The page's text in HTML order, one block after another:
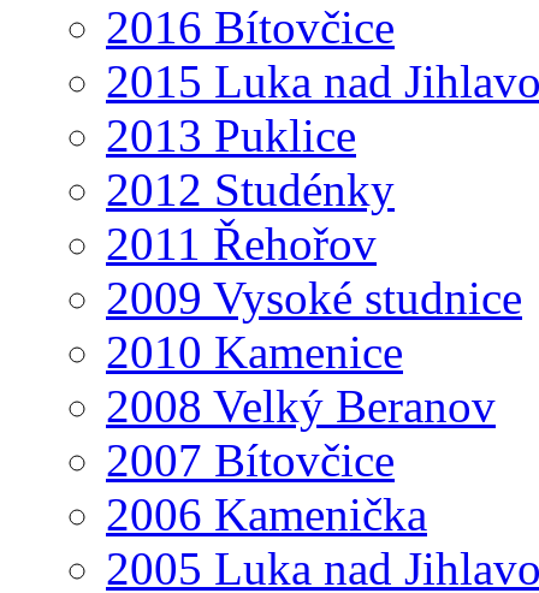
2016 Bítovčice
2015 Luka nad
2013 Puklice
2012 Studénky
2011 Řehořov
2009 Vysoké studnice
2010 Kamenice
2008 Velký Beranov
2007 Bítovčice
2006 Kamenička
2005 Luka nad